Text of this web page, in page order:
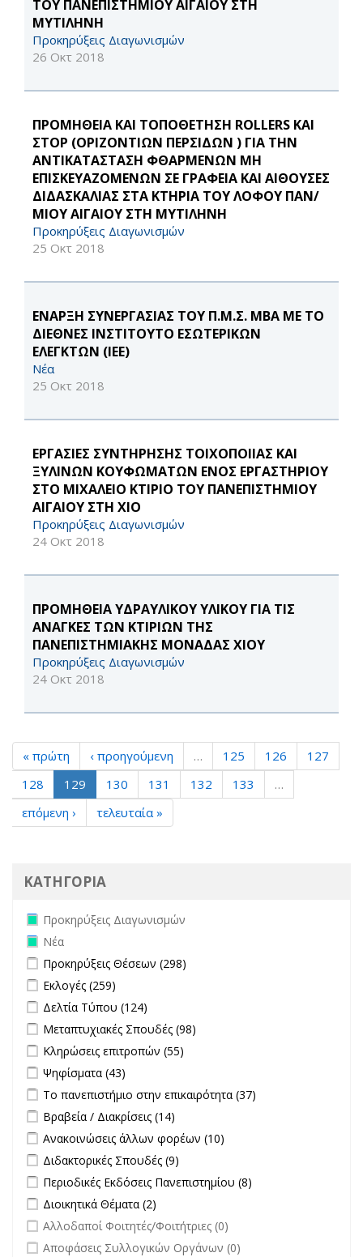
ΤΟΥ ΠΑΝΕΠΙΣΤΗΜΙΟΥ ΑΙΓΑΙΟΥ ΣΤΗ
ΜΥΤΙΛΗΝΗ
Προκηρύξεις Διαγωνισμών
26 Οκτ 2018
ΠΡΟΜΗΘΕΙΑ ΚΑΙ ΤΟΠΟΘΕΤΗΣΗ ROLLERS ΚΑΙ
ΣΤΟΡ (ΟΡΙΖΟΝΤΙΩΝ ΠΕΡΣΙΔΩΝ ) ΓΙΑ ΤΗΝ
ΑΝΤΙΚΑΤΑΣΤΑΣΗ ΦΘΑΡΜΕΝΩΝ ΜΗ
ΕΠΙΣΚΕΥΑΖΟΜΕΝΩΝ ΣΕ ΓΡΑΦΕΙΑ ΚΑΙ ΑΙΘΟΥΣΕΣ
ΔΙΔΑΣΚΑΛΙΑΣ ΣΤΑ ΚΤΗΡΙΑ ΤΟΥ ΛΟΦΟΥ ΠΑΝ/
ΜΙΟΥ ΑΙΓΑΙΟΥ ΣΤΗ ΜΥΤΙΛΗΝΗ
Προκηρύξεις Διαγωνισμών
25 Οκτ 2018
ΕΝΑΡΞΗ ΣΥΝΕΡΓΑΣΙΑΣ ΤΟΥ Π.Μ.Σ. ΜΒΑ ΜΕ ΤΟ
ΔΙΕΘΝΕΣ ΙΝΣΤΙΤΟΥΤΟ ΕΣΩΤΕΡΙΚΩΝ
ΕΛΕΓΚΤΩΝ (ΙΕΕ)
Νέα
25 Οκτ 2018
ΕΡΓΑΣΙΕΣ ΣΥΝΤΗΡΗΣΗΣ ΤΟΙΧΟΠΟΙΙΑΣ ΚΑΙ
ΞΥΛΙΝΩΝ ΚΟΥΦΩΜΑΤΩΝ ΕΝΟΣ ΕΡΓΑΣΤΗΡΙΟΥ
ΣΤΟ ΜΙΧΑΛΕΙΟ ΚΤΙΡΙΟ ΤΟΥ ΠΑΝΕΠΙΣΤΗΜΙΟΥ
ΑΙΓΑΙΟΥ ΣΤΗ ΧΙΟ
Προκηρύξεις Διαγωνισμών
24 Οκτ 2018
ΠΡΟΜΗΘΕΙΑ ΥΔΡΑΥΛΙΚΟΥ ΥΛΙΚΟΥ ΓΙΑ ΤΙΣ
ΑΝΑΓΚΕΣ ΤΩΝ ΚΤΙΡΙΩΝ ΤΗΣ
ΠΑΝΕΠΙΣΤΗΜΙΑΚΗΣ ΜΟΝΑΔΑΣ ΧΙΟΥ
Προκηρύξεις Διαγωνισμών
24 Οκτ 2018
« πρώτη ‹ προηγούμενη … 125 126
127
128
129 130 131 132 133
…
επόμενη ›
τελευταία »
ΚΑΤΗΓΟΡΙΑ
Remove Προκηρύξεις Διαγωνισμών filter
Προκηρύξεις Διαγωνισμών
Remove Νέα filter
Νέα
Apply Προκηρύξεις Θέσεων filter
Προκηρύξεις Θέσεων (298)
Apply Εκλογές filter
Εκλογές (259)
Apply Δελτία Τύπου filter
Δελτία Τύπου (124)
Apply Μεταπτυχιακές Σπουδές filter
Μεταπτυχιακές Σπουδές (98)
Apply Κληρώσεις επιτροπών filter
Κληρώσεις επιτροπών (55)
Apply Ψηφίσματα filter
Ψηφίσματα (43)
Apply Το πανεπιστήμιο στην επικαιρότητα filter
Το πανεπιστήμιο στην επικαιρότητα (37)
Apply Βραβεία / Διακρίσεις filter
Βραβεία / Διακρίσεις (14)
Apply Ανακοινώσεις άλλων φορέων filter
Ανακοινώσεις άλλων φορέων (10)
Apply Διδακτορικές Σπουδές filter
Διδακτορικές Σπουδές (9)
Apply Περιοδικές Εκδόσεις Πανεπιστημίου filter
Περιοδικές Εκδόσεις Πανεπιστημίου (8)
Apply Διοικητικά Θέματα filter
Διοικητικά Θέματα (2)
undefined
Αλλοδαποί Φοιτητές/Φοιτήτριες (0)
undefined
Αποφάσεις Συλλογικών Οργάνων (0)